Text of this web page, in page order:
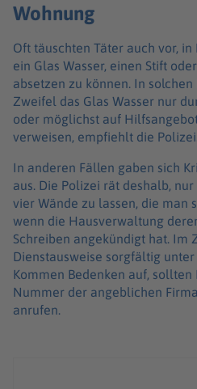
Wohnung
Oft täuschten Täter auch vor,
ein Glas Wasser, einen Stift
absetzen zu können. In
Zweifel das Glas Wasser nur
oder möglichst auf
verweisen, empfiehlt die Polizei.
In anderen Fällen gaben sich
aus. Die Polizei rät deshalb,
vier Wände zu lassen, die man
wenn die Hausverwaltung
Schreiben angekündigt hat. Im
Dienstausweise sorgfältig
Kommen Bedenken auf,
Nummer der angeblichen
anrufen.